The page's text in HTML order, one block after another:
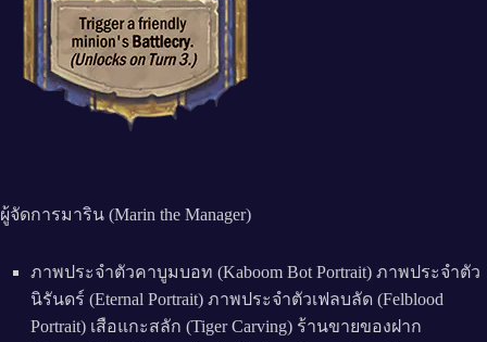
ผู้จัดการมาริน (Marin the Manager)
ภาพประจำตัวคาบูมบอท (Kaboom Bot Portrait) ภาพประจำตัว
นิรันดร์ (Eternal Portrait) ภาพประจำตัวเฟลบลัด (Felblood
Portrait) เสือแกะสลัก (Tiger Carving) ร้านขายของฝาก